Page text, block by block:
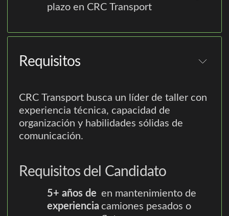
plazo en CRC Transport
Requisitos
CRC Transport busca un líder de taller con
experiencia técnica, capacidad de
organización y habilidades sólidas de
comunicación.
Requisitos del Candidato
5+ años de
experiencia
en mantenimiento de
camiones pesados o